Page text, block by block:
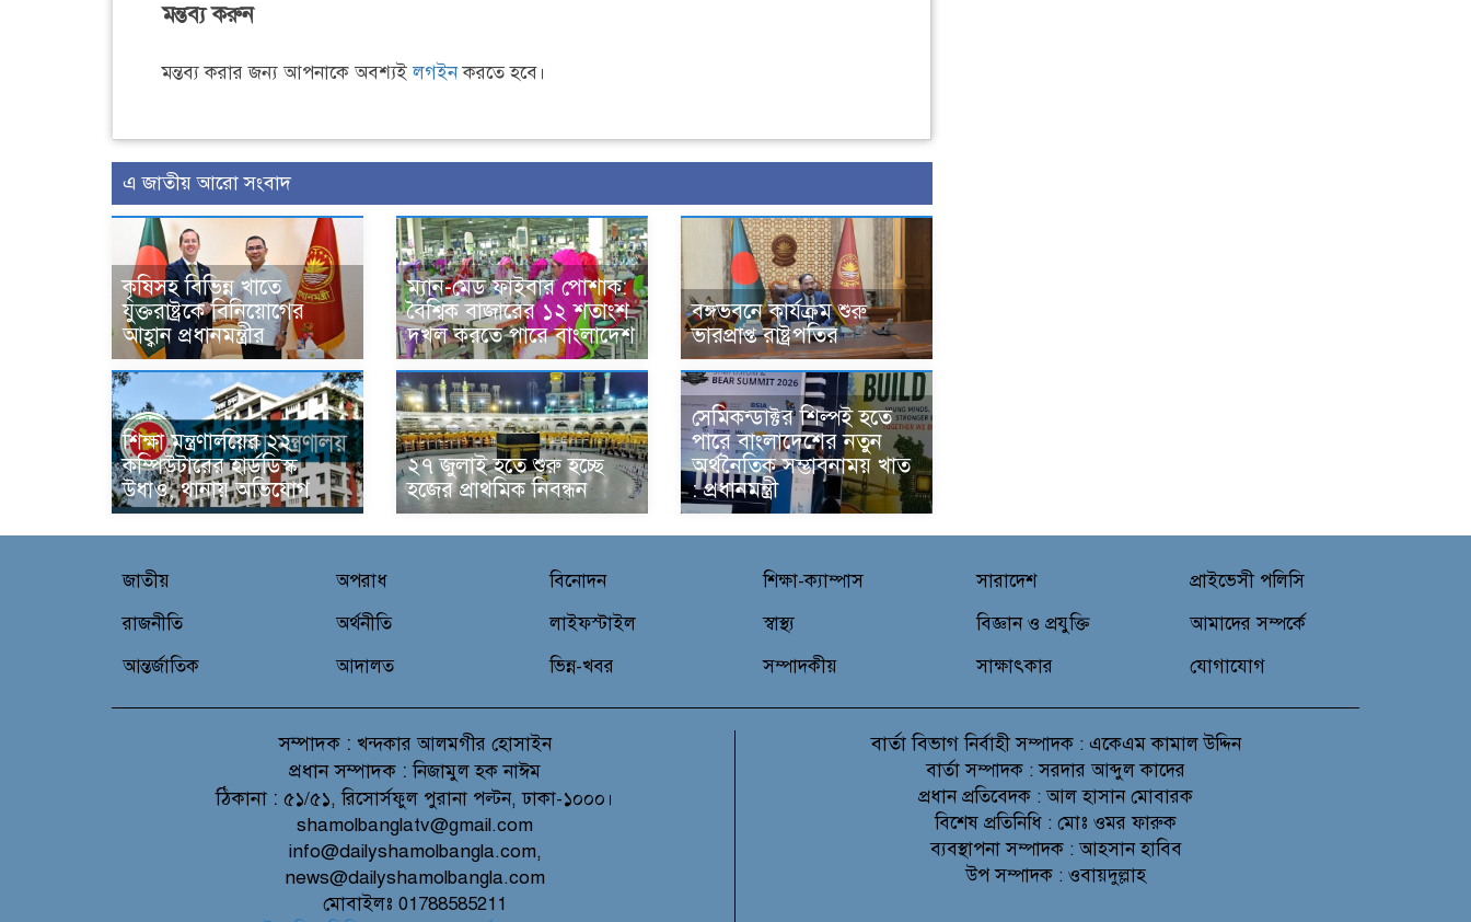
মন্তব্য করুন
মন্তব্য করার জন্য আপনাকে অবশ্যইলগইনকরতে হবে।
এ জাতীয় আরো সংবাদ
কৃষিসহ বিভিন্ন খাতে
যুক্তরাষ্ট্রকে বিনিয়োগের
আহ্বান প্রধানমন্ত্রীর
ম্যান-মেড ফাইবার পোশাক:
বৈশ্বিক বাজারের ১২ শতাংশ
দখল করতে পারে বাংলাদেশ
বঙ্গভবনে কার্যক্রম শুরু
ভারপ্রাপ্ত রাষ্ট্রপতির
শিক্ষা মন্ত্রণালয়ের ২২
কম্পিউটারের হার্ডডিস্ক
উধাও, থানায় অভিযোগ
২৭ জুলাই হতে শুরু হচ্ছে
হজের প্রাথমিক নিবন্ধন
সেমিকন্ডাক্টর শিল্পই হতে
পারে বাংলাদেশের নতুন
অর্থনৈতিক সম্ভাবনাময় খাত
: প্রধানমন্ত্রী
জাতীয়
রাজনীতি
আন্তর্জাতিক
অপরাধ
অর্থনীতি
আদালত
বিনোদন
লাইফস্টাইল
ভিন্ন-খবর
শিক্ষা-ক্যাম্পাস
স্বাস্থ্য
সম্পাদকীয়
সারাদেশ
বিজ্ঞান ও প্রযুক্তি
সাক্ষাৎকার
প্রাইভেসী পলিসি
আমাদের সম্পর্কে
যোগাযোগ
সম্পাদক : খন্দকার আলমগীর হোসাইন
প্রধান সম্পাদক : নিজামুল হক নাঈম
ঠিকানা : ৫১/৫১, রিসোর্সফুল পুরানা পল্টন, ঢাকা-১০০০।
shamolbanglatv@gmail.com
info@dailyshamolbangla.com,
news@dailyshamolbangla.com
মোবাইলঃ 01788585211
বার্তা বিভাগনির্বাহী সম্পাদক : একেএম কামাল উদ্দিন
বার্তা সম্পাদক : সরদার আব্দুল কাদের
প্রধান প্রতিবেদক : আল হাসান মোবারক
বিশেষ প্রতিনিধি : মোঃ ওমর ফারুক
ব্যবস্থাপনা সম্পাদক : আহসান হাবিব
উপ সম্পাদক : ওবায়দুল্লাহ